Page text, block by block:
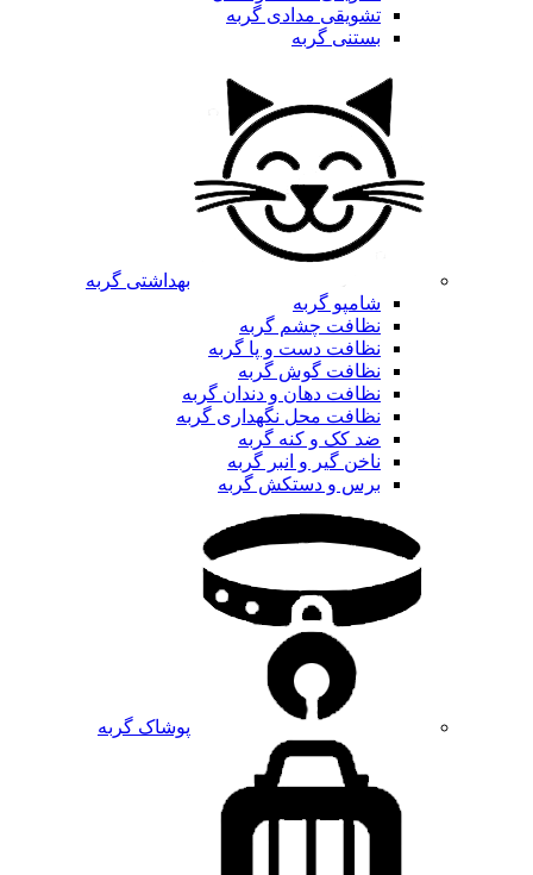
تشویقی مدادی گربه
بستنی گربه
بهداشتی گربه
شامپو گربه
نظافت چشم گربه
نظافت دست و پا گربه
نظافت گوش گربه
نظافت دهان و دندان گربه
نظافت محل نگهداری گربه
ضد کک و کنه گربه
ناخن گیر و انبر گربه
برس و دستکش گربه
پوشاک گربه